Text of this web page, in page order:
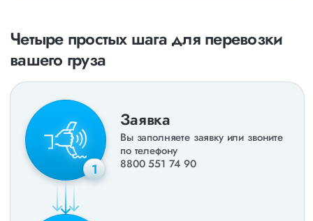
Четыре простых шага для перевозки
вашего груза
1
Заявка
Вы заполняете заявку или звоните
по телефону
8800 551 74 90